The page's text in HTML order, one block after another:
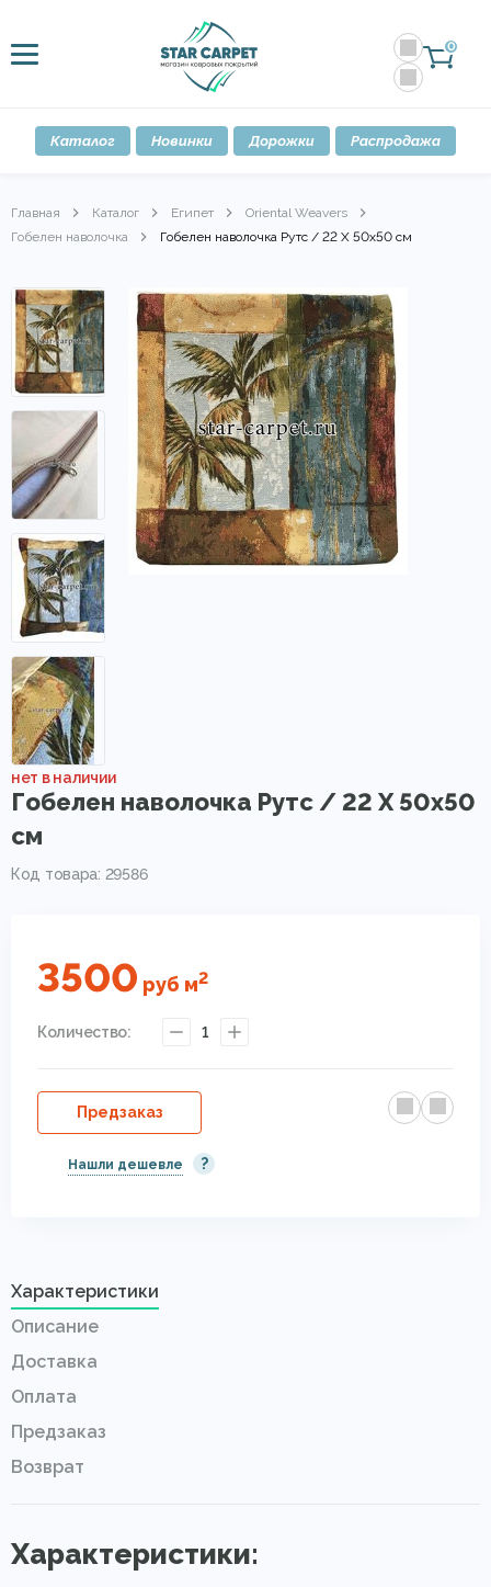
0
Каталог Новинки Дорожки Распродажа
Главная Каталог Египет
Oriental Weavers
Гобелен наволочка
Гобелен наволочка Рутс / 22 X 50х50 см
нет в наличии
Гобелен наволочка Рутс / 22 X 50х50
см
Код товара: 29586
3500 руб м2
Количество: 1
Предзаказ
Нашли дешевле ?
Характеристики
Описание
Доставка
Оплата
Предзаказ
Возврат
Характеристики: